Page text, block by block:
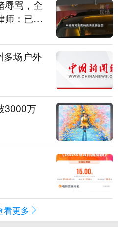
辱骂，全
师：已超
限
多场户外
3000万
看更多